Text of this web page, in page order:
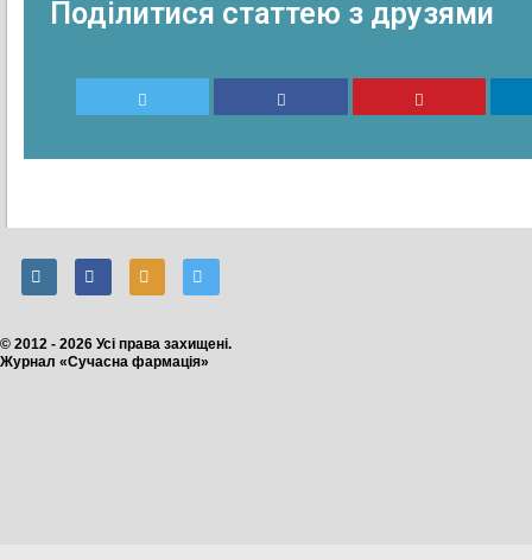
Поділитися статтею з друзями
© 2012 - 2026 Усі права захищені.
Журнал «Сучасна фармація»